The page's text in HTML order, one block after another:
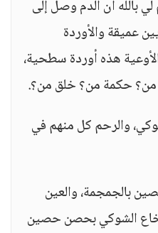
بالله أن الدم وصل إلى
عميقة والأوردة
هذه أوردة سطحية،
من؟ حكمة من؟ خلق من؟.
والرحم كل منهم في
بالجمجمة، والعين
الشوكي بحصن حصين